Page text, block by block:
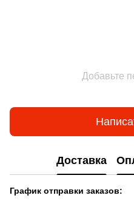
Добавьте
Доставка
График отправки заказов: